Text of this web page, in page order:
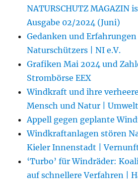
NATURSCHUTZ MAGAZIN
Ausgabe 02/2024 (Juni)
Gedanken und Erfahrungen
Naturschützers | NI e.V.
Grafiken Mai 2024 und
Strombörse EEX
Windkraft und ihre
Mensch und Natur |
Appell gegen geplante
Windkraftanlagen stören
Kieler Innenstadt |
‘Turbo’ für Windräder:
auf schnellere Verfahren |